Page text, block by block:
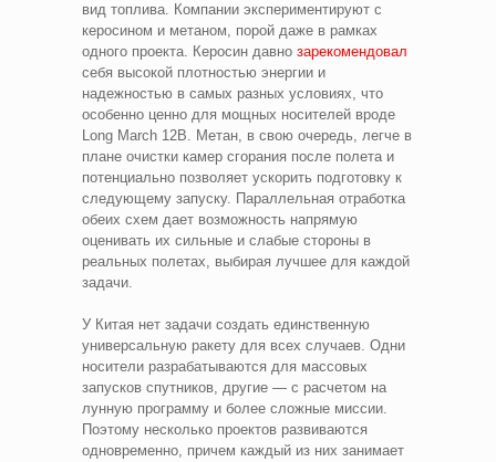
вид топлива. Компании экспериментируют с
керосином и метаном, порой даже в рамках
одного проекта. Керосин давно зарекомендовал
себя высокой плотностью энергии и
надежностью в самых разных условиях, что
особенно ценно для мощных носителей вроде
Long March 12B. Метан, в свою очередь, легче в
плане очистки камер сгорания после полета и
потенциально позволяет ускорить подготовку к
следующему запуску. Параллельная отработка
обеих схем дает возможность напрямую
оценивать их сильные и слабые стороны в
реальных полетах, выбирая лучшее для каждой
задачи.
У Китая нет задачи создать единственную
универсальную ракету для всех случаев. Одни
носители разрабатываются для массовых
запусков спутников, другие — с расчетом на
лунную программу и более сложные миссии.
Поэтому несколько проектов развиваются
одновременно, причем каждый из них занимает